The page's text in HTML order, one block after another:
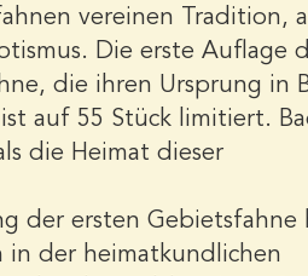
vereinen Tradition,
Die erste Auflage
die ihren Ursprung in
auf 55 Stück limitiert.
die Heimat dieser
der ersten Gebietsfahne
in der heimatkundlichen